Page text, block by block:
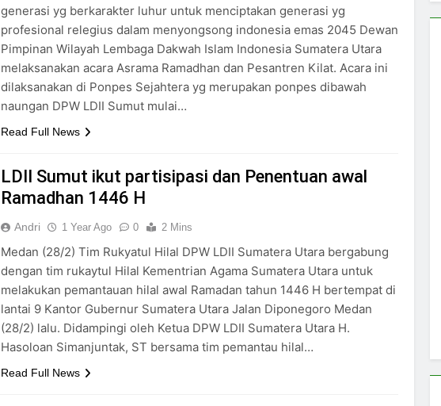
generasi yg berkarakter luhur untuk menciptakan generasi yg
profesional relegius dalam menyongsong indonesia emas 2045 Dewan
Pimpinan Wilayah Lembaga Dakwah Islam Indonesia Sumatera Utara
melaksanakan acara Asrama Ramadhan dan Pesantren Kilat. Acara ini
dilaksanakan di Ponpes Sejahtera yg merupakan ponpes dibawah
naungan DPW LDII Sumut mulai…
Read Full News
LDII Sumut ikut partisipasi dan Penentuan awal
Ramadhan 1446 H
Andri 1 Year Ago 0 2 Mins
Medan (28/2) Tim Rukyatul Hilal DPW LDII Sumatera Utara bergabung
dengan tim rukaytul Hilal Kementrian Agama Sumatera Utara untuk
melakukan pemantauan hilal awal Ramadan tahun 1446 H bertempat di
lantai 9 Kantor Gubernur Sumatera Utara Jalan Diponegoro Medan
(28/2) lalu. Didampingi oleh Ketua DPW LDII Sumatera Utara H.
Hasoloan Simanjuntak, ST bersama tim pemantau hilal…
Read Full News